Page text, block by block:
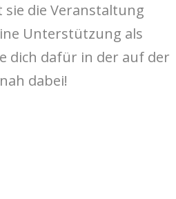
die Veranstaltung
Unterstützung als
dich dafür in der auf der
dabei!